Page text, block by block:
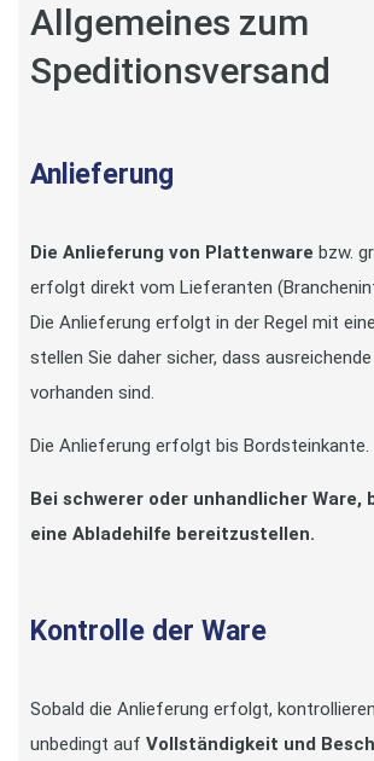
Allgemeines zum
Speditionsversand
Anlieferung
Die Anlieferung von Plattenware bzw.
erfolgt direkt vom Lieferanten
Die Anlieferung erfolgt in der Regel mit
stellen Sie daher sicher, dass
vorhanden sind.
Die Anlieferung erfolgt bis Bordsteinkante.
Bei schwerer oder unhandlicher Ware,
eine Abladehilfe bereitzustellen.
Kontrolle der Ware
Sobald die Anlieferung erfolgt,
unbedingt auf Vollständigkeit und